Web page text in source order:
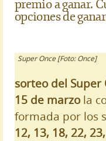
premio a ganar.
opciones de
Super Once [Foto: Once]
sorteo del Super
15 de marzola
formada por los
12, 13, 18, 22,